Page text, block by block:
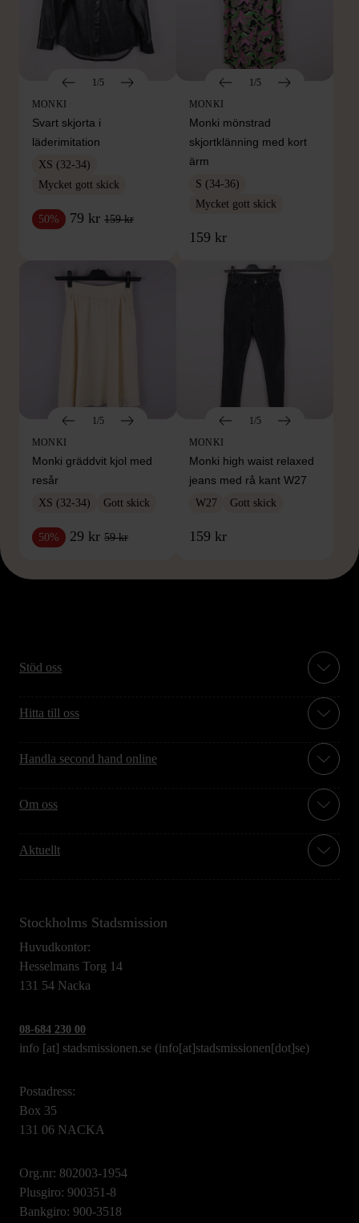
1/5
MONKI
Svart skjorta i
läderimitation
XS (32-34)
Mycket gott skick
50% 79 kr 159 kr
1/5
MONKI
Monki mönstrad
skjortklänning med kort
ärm
S (34-36)
Mycket gott skick
159 kr
1/5
MONKI
Monki gräddvit kjol med
resår
XS (32-34) Gott skick
50% 29 kr 59 kr
1/5
MONKI
Monki high waist relaxed
jeans med rå kant W27
W27 Gott skick
159 kr
Stöd oss
Hitta till oss
Handla second hand online
Om oss
Aktuellt
Stockholms Stadsmission
Huvudkontor:
Hesselmans Torg 14
131 54 Nacka
08-684 230 00
info [at] stadsmissionen.se (info[at]stadsmissionen[dot]se)
Postadress:
Box 35
131 06 NACKA
Org.nr: 802003-1954
Plusgiro: 900351-8
Bankgiro: 900-3518